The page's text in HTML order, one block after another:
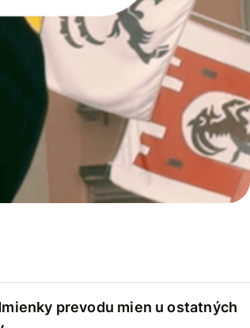
prevodu mien u ostatných